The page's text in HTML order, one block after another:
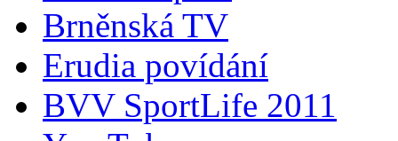
Brněnská TV
Erudia povídání
BVV SportLife 2011